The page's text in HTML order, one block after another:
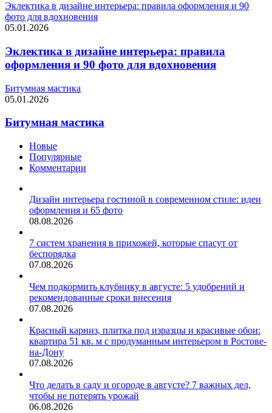
Эклектика в дизайне интерьера: правила оформления и 90
фото для вдохновения
05.01.2026
Эклектика в дизайне интерьера: правила
оформления и 90 фото для вдохновения
Битумная мастика
05.01.2026
Битумная мастика
Новые
Популярные
Комментарии
Дизайн интерьера гостиной в современном стиле: идеи
оформления и 65 фото
08.08.2026
7 систем хранения в прихожей, которые спасут от
беспорядка
07.08.2026
Чем подкормить клубнику в августе: 5 удобрений и
рекомендованные сроки внесения
07.08.2026
Красный карниз, плитка под изразцы и красивые обои:
квартира 51 кв. м с продуманным интерьером в Ростове-
на-Дону
07.08.2026
Что делать в саду и огороде в августе? 7 важных дел,
чтобы не потерять урожай
06.08.2026